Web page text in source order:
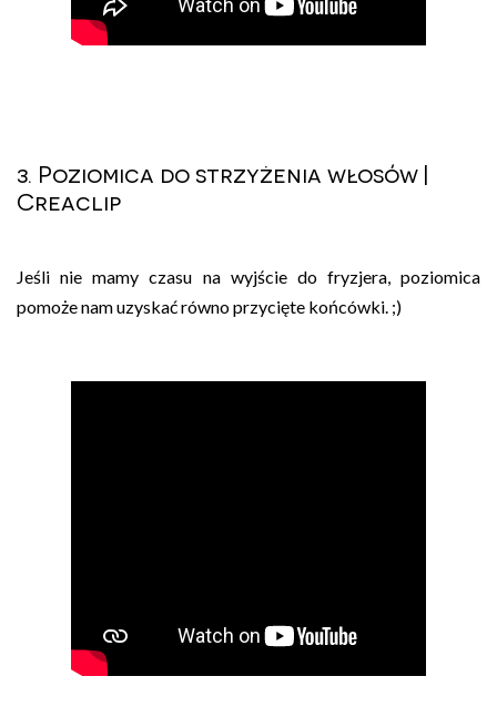
3. Poziomica do strzyżenia włosów |
Creaclip
Jeśli nie mamy czasu na wyjście do fryzjera, poziomica
pomoże nam uzyskać równo przycięte końcówki. ;)